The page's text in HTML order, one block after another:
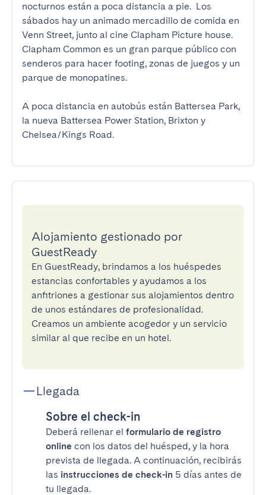
nocturnos están a poca distancia a pie.  Los
sábados hay un animado mercadillo de comida en
Venn Street, junto al cine Clapham Picture house.
Clapham Common es un gran parque público con
senderos para hacer footing, zonas de juegos y un
parque de monopatines.
A poca distancia en autobús están Battersea Park,
la nueva Battersea Power Station, Brixton y
Chelsea/Kings Road.
Alojamiento gestionado por
GuestReady
En GuestReady, brindamos a los huéspedes
estancias confortables y ayudamos a los
anfitriones a gestionar sus alojamientos dentro
de unos estándares de profesionalidad.
Creamos un ambiente acogedor y un servicio
similar al que recibe en un hotel.
Llegada
Sobre el check-in
Deberá rellenar el formulario de registro
online con los datos del huésped, y la hora
prevista de llegada. A continuación, recibirás
las instrucciones de check-in 5 días antes de
tu llegada.